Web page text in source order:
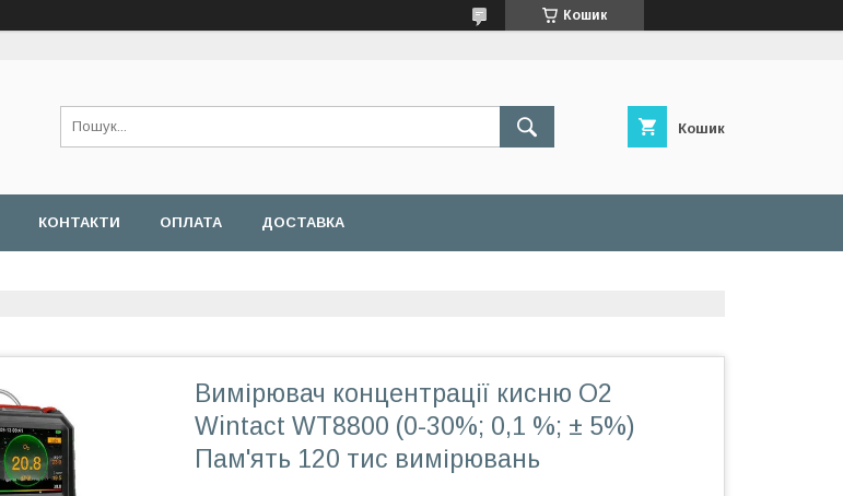
Кошик
Кошик
КОНТАКТИ ОПЛАТА ДОСТАВКА
Вимірювач концентрації кисню O2
Wintact WT8800 (0-30%; 0,1 %; ± 5%)
Пам'ять 120 тис вимірювань